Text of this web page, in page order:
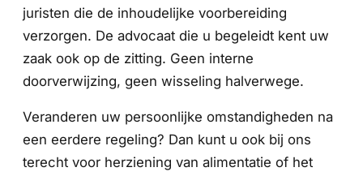
juristen die de inhoudelijke voorbereiding
verzorgen. De advocaat die u begeleidt kent uw
zaak ook op de zitting. Geen interne
doorverwijzing, geen wisseling halverwege.
Veranderen uw persoonlijke omstandigheden na
een eerdere regeling? Dan kunt u ook bij ons
terecht voor herziening van alimentatie of het